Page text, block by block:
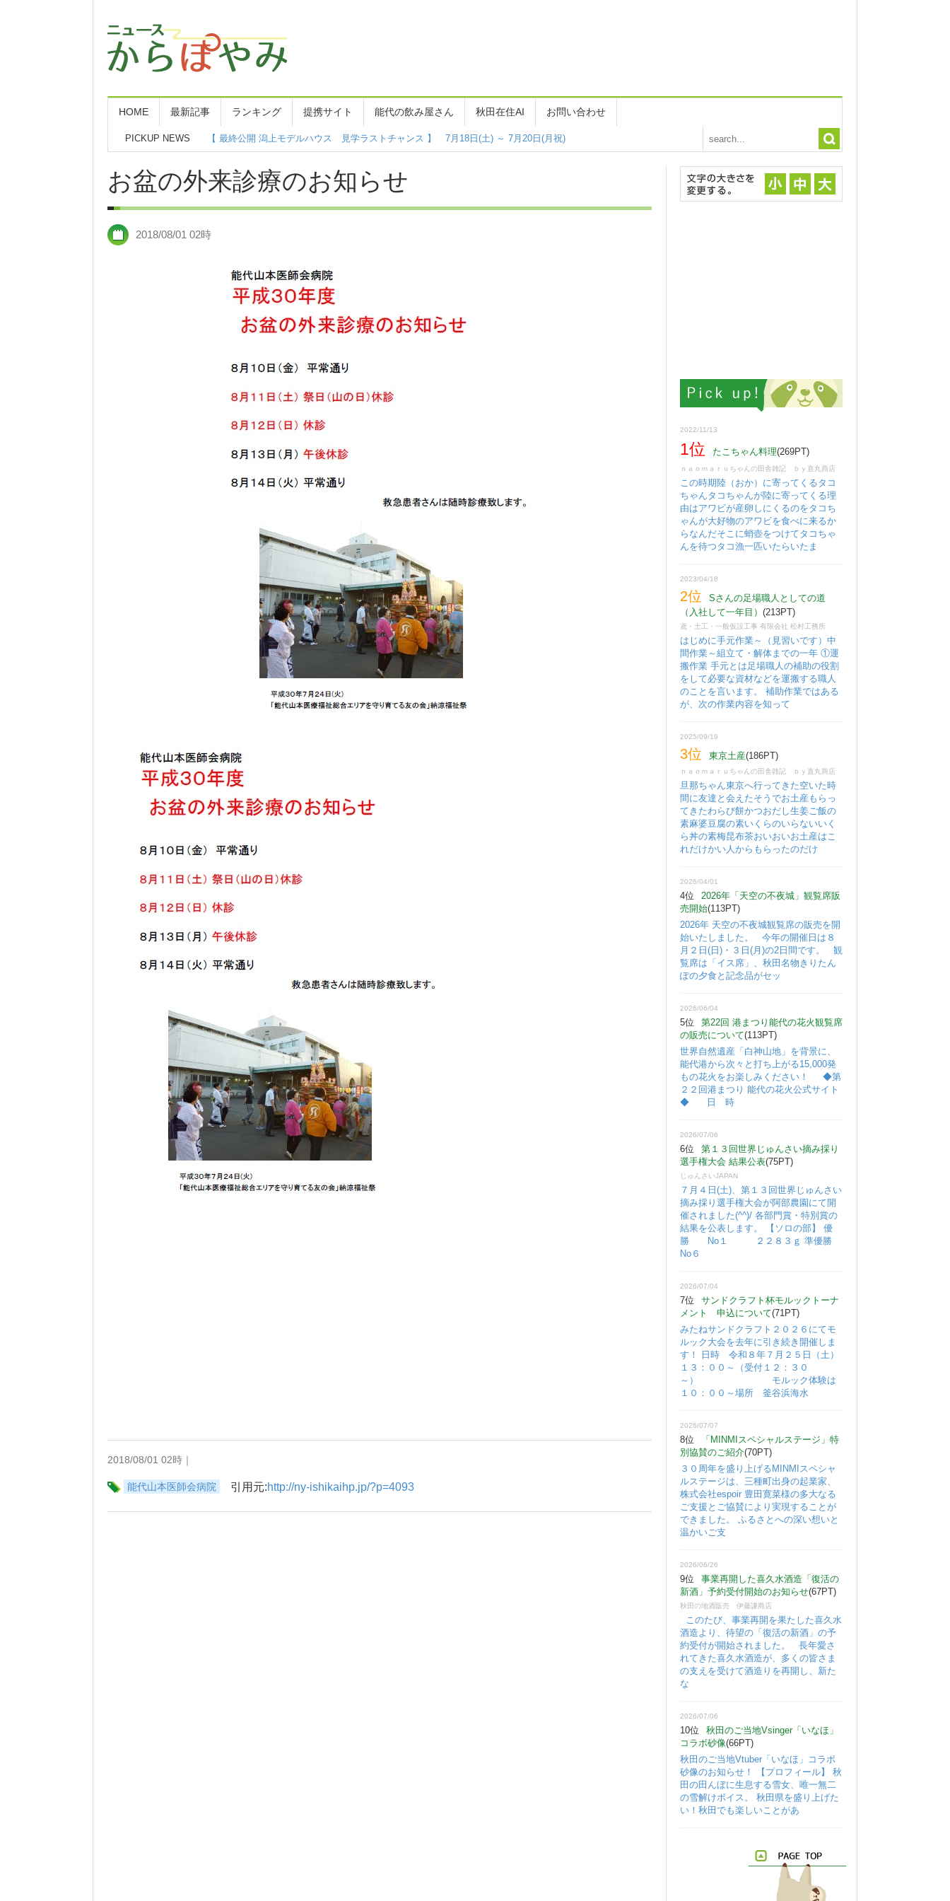
HOME 最新記事 ランキング 提携サイト 能代の飲み屋さん 秋田在住AI お問い合わせ
PICKUP NEWS 【 最終公開 潟上モデルハウス 見学ラストチャンス 】 7月18日(土) ～ 7月20日(月祝)
お盆の外来診療のお知らせ
2018/08/01 02時
2018/08/01 02時｜
能代山本医師会病院 引用元:http://ny-ishikaihp.jp/?p=4093
2022/11/13
1位 たこちゃん料理(269PT)
ｎａｏｍａｒｕちゃんの田舎雑記 ｂｙ直丸商店
この時期陸（おか）に寄ってくるタコ
ちゃんタコちゃんが陸に寄ってくる理
由はアワビが産卵しにくるのをタコち
ゃんが大好物のアワビを食べに来るか
らなんだそこに蛸壺をつけてタコちゃ
んを待つタコ漁一匹いたらいたま
2023/04/18
2位
Sさんの足場職人としての道
（入社して一年目） (213PT)
鳶・土工・一般仮設工事 有限会社 松村工務所
はじめに手元作業～（見習いです）中
間作業～組立て・解体までの一年 ①運
搬作業 手元とは足場職人の補助の役割
をして必要な資材などを運搬する職人
のことを言います。 補助作業ではある
が、次の作業内容を知って
2025/09/19
3位 東京土産(186PT)
ｎａｏｍａｒｕちゃんの田舎雑記 ｂｙ直丸商店
旦那ちゃん東京へ行ってきた空いた時
間に友達と会えたそうでお土産もらっ
てきたわらび餅かつおだし生姜ご飯の
素麻婆豆腐の素いくらのいらないいく
ら丼の素梅昆布茶おいおいお土産はこ
れだけかい人からもらったのだけ
2026/04/01
4位
2026年「天空の不夜城」観覧席販
売開始(113PT)
2026年 天空の不夜城観覧席の販売を開
始いたしました。 今年の開催日は８
月２日(日)・３日(月)の2日間です。 観
覧席は「イス席」、秋田名物きりたん
ぽの夕食と記念品がセッ
2026/06/04
5位
第22回 港まつり能代の花火観覧席
の販売について(113PT)
世界自然遺産「白神山地」を背景に、
能代港から次々と打ち上がる15,000発
もの花火をお楽しみください！ ◆第
２２回港まつり 能代の花火公式サイト
◆ 日 時
2026/07/06
6位
第１３回世界じゅんさい摘み採り
選手権大会 結果公表(75PT)
じゅんさいJAPAN
７月４日(土)、第１３回世界じゅんさい
摘み採り選手権大会が阿部農園にて開
催されました(^^)/ 各部門賞・特別賞の
結果を公表します。 【ソロの部】 優
勝 No１ ２２８３ｇ 準優勝
No６
2026/07/04
7位
サンドクラフト杯モルックトーナ
メント 申込について(71PT)
みたねサンドクラフト２０２６にてモ
ルック大会を去年に引き続き開催しま
す！ 日時 令和８年７月２５日（土）
１３：００～（受付１２：３０
～） モルック体験は
１０：００～場所 釜谷浜海水
2026/07/07
8位
「MINMIスペシャルステージ」特
別協賛のご紹介(70PT)
３０周年を盛り上げるMINMIスペシャ
ルステージは、三種町出身の起業家、
株式会社espoir 豊田寛菜様の多大なる
ご支援とご協賛により実現することが
できました。 ふるさとへの深い想いと
温かいご支
2026/06/26
9位
事業再開した喜久水酒造「復活の
新酒」予約受付開始のお知らせ(67PT)
秋田の地酒販売 伊藤謙商店
このたび、事業再開を果たした喜久水
酒造より、待望の「復活の新酒」の予
約受付が開始されました。 長年愛さ
れてきた喜久水酒造が、多くの皆さま
の支えを受けて酒造りを再開し、新た
な
2026/07/06
10位
秋田のご当地Vsinger「いなほ」
コラボ砂像(66PT)
秋田のご当地Vtuber「いなほ」コラボ
砂像のお知らせ！ 【プロフィール】 秋
田の田んぼに生息する雪女、唯一無二
の雪解けボイス。 秋田県を盛り上げた
い！秋田でも楽しいことがあ